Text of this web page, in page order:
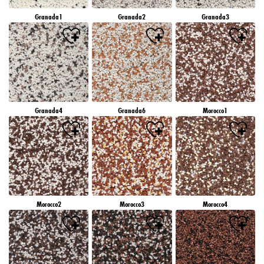
Granada1 Granada2 Granada3
Granada4 Granada6 Morocco1
Morocco2 Morocco3 Morocco4
záujmov), na tejto webovej lokalite a v iných médiách (tretích strán) prostredníctvom
zariadení, ktoré boli pridelené vám alebo vašej domácnosti, ako aj na meranie a
optimalizáciu úspešnosti reklamných kampaní..
Viac informácií o spracovaní vašich údajov nájdete v našom vyhlásení o ochrane
údajov, ktoré je uvedené v pätičke (časť "Cookies, pixely, odtlačky prstov a podobné
technológie"). Svoj súhlas môžete kedykoľvek odvolať s účinnosťou do budúcnosti
vypnutím súborov cookie na našej webovej stránke v časti "Nastavenia súborov cookie"
prepojenej v pätičke. Ďalšie informácie týkajúce sa súborov cookie používaných na tejto
webovej lokalite, najmä doby ich uchovávania, nájdete v podrobných informáciách o
jednotlivých súboroch cookie, ktoré sú k dispozícii po kliknutí na tlačidlo "upraviť"
nižšie".
Ak kliknete na "Upraviť", môžete nájsť viac informácií o spracovaní vašich
údajov/používaní súborov cookie a povoliť ich na jeden alebo viacero vyššie
uvedených účelov. Kliknutím na "Prijať všetko" súhlasíte s používaním súborov cookie,
ako aj so spracovaním vašich osobných údajov na všetky vyššie uvedené účely. Ak
kliknete na "Odmietnuť", budú sa používať len súbory cookie, ktoré sú technicky
nevyhnutné na poskytovanie tejto webovej stránky.